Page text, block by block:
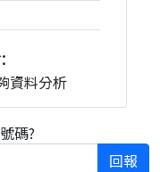
資料分析
碼?
回報